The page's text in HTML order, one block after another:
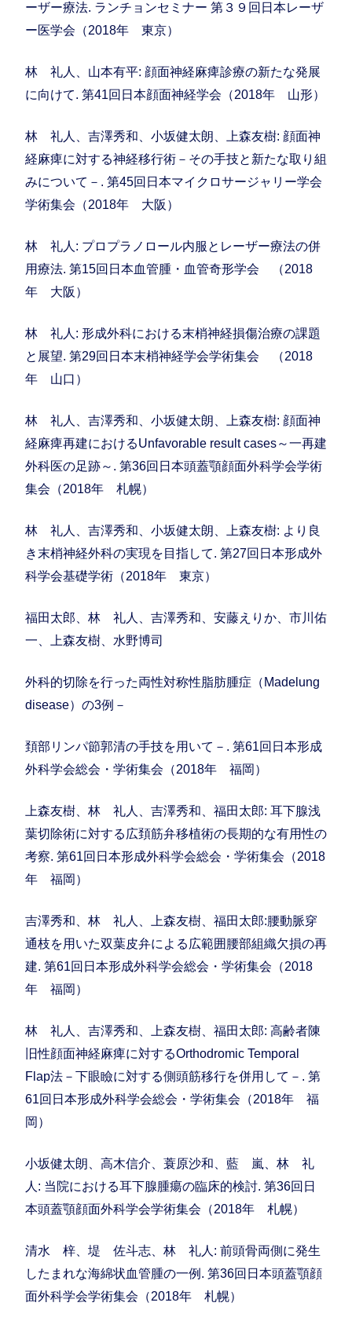
ーザー療法. ランチョンセミナー 第３９回日本レーザ
ー医学会（2018年 東京）
林 礼人、山本有平: 顔面神経麻痺診療の新たな発展
に向けて. 第41回日本顔面神経学会（2018年 山形）
林 礼人、吉澤秀和、小坂健太朗、上森友樹: 顔面神
経麻痺に対する神経移行術－その手技と新たな取り組
みについて－. 第45回日本マイクロサージャリー学会
学術集会（2018年 大阪）
林 礼人: プロプラノロール内服とレーザー療法の併
用療法. 第15回日本血管腫・血管奇形学会 （2018
年 大阪）
林 礼人: 形成外科における末梢神経損傷治療の課題
と展望. 第29回日本末梢神経学会学術集会 （2018
年 山口）
林 礼人、吉澤秀和、小坂健太朗、上森友樹: 顔面神
経麻痺再建におけるUnfavorable result cases～一再建
外科医の足跡～. 第36回日本頭蓋顎顔面外科学会学術
集会（2018年 札幌）
林 礼人、吉澤秀和、小坂健太朗、上森友樹: より良
き末梢神経外科の実現を目指して. 第27回日本形成外
科学会基礎学術（2018年 東京）
福田太郎、林 礼人、吉澤秀和、安藤えりか、市川佑
一、上森友樹、水野博司
外科的切除を行った両性対称性脂肪腫症（Madelung
disease）の3例－
頚部リンパ節郭清の手技を用いて－. 第61回日本形成
外科学会総会・学術集会（2018年 福岡）
上森友樹、林 礼人、吉澤秀和、福田太郎: 耳下腺浅
葉切除術に対する広頚筋弁移植術の長期的な有用性の
考察. 第61回日本形成外科学会総会・学術集会（2018
年 福岡）
吉澤秀和、林 礼人、上森友樹、福田太郎:腰動脈穿
通枝を用いた双葉皮弁による広範囲腰部組織欠損の再
建. 第61回日本形成外科学会総会・学術集会（2018
年 福岡）
林 礼人、吉澤秀和、上森友樹、福田太郎: 高齢者陳
旧性顔面神経麻痺に対するOrthodromic Temporal
Flap法－下眼瞼に対する側頭筋移行を併用して－. 第
61回日本形成外科学会総会・学術集会（2018年 福
岡）
小坂健太朗、高木信介、蓑原沙和、藍 嵐、林 礼
人: 当院における耳下腺腫瘍の臨床的検討. 第36回日
本頭蓋顎顔面外科学会学術集会（2018年 札幌）
清水 梓、堤 佐斗志、林 礼人: 前頭骨両側に発生
したまれな海綿状血管腫の一例. 第36回日本頭蓋顎顔
面外科学会学術集会（2018年 札幌）